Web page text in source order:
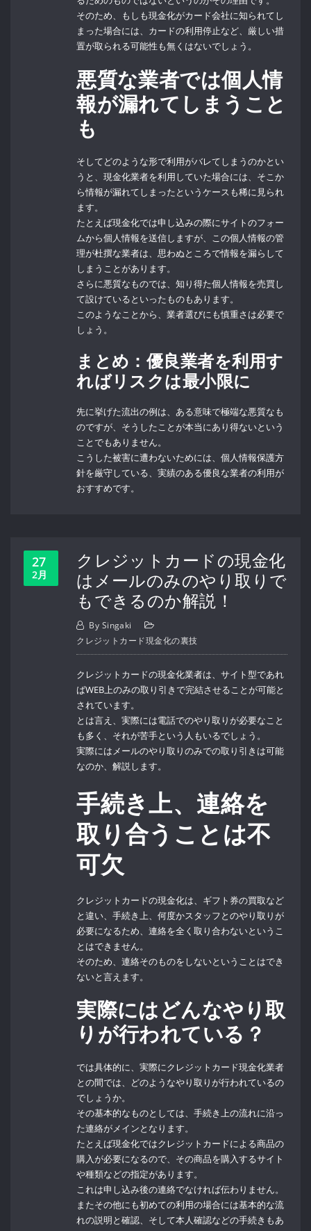
そのため、もしも現金化がカード会社に知られてし
まった場合には、カードの利用停止など、厳しい措
置が取られる可能性も無くはないでしょう。
悪質な業者では個人情
報が漏れてしまうこと
も
そしてどのような形で利用がバレてしまうのかとい
うと、現金化業者を利用していた場合には、そこか
ら情報が漏れてしまったというケースも稀に見られ
ます。
たとえば現金化では申し込みの際にサイトのフォー
ムから個人情報を送信しますが、この個人情報の管
理が杜撰な業者は、思わぬところで情報を漏らして
しまうことがあります。
さらに悪質なものでは、知り得た個人情報を売買し
て設けているといったものもあります。
このようなことから、業者選びにも慎重さは必要で
しょう。
まとめ：優良業者を利用す
ればリスクは最小限に
先に挙げた流出の例は、ある意味で極端な悪質なも
のですが、そうしたことが本当にあり得ないという
ことでもありません。
こうした被害に遭わないためには、個人情報保護方
針を厳守している、実績のある優良な業者の利用が
おすすめです。
27
2月
クレジットカードの現金化
はメールのみのやり取りで
もできるのか解説！
By Singaki
クレジットカード現金化の裏技
クレジットカードの現金化業者は、サイト型であれ
ばWEB上のみの取り引きで完結させることが可能と
されています。
とは言え、実際には電話でのやり取りが必要なこと
も多く、それが苦手という人もいるでしょう。
実際にはメールのやり取りのみでの取り引きは可能
なのか、解説します。
手続き上、連絡を
取り合うことは不
可欠
クレジットカードの現金化は、ギフト券の買取など
と違い、手続き上、何度かスタッフとのやり取りが
必要になるため、連絡を全く取り合わないというこ
とはできません。
そのため、連絡そのものをしないということはでき
ないと言えます。
実際にはどんなやり取
りが行われている？
では具体的に、実際にクレジットカード現金化業者
との間では、どのようなやり取りが行われているの
でしょうか。
その基本的なものとしては、手続き上の流れに沿っ
た連絡がメインとなります。
たとえば現金化ではクレジットカードによる商品の
購入が必要になるので、その商品を購入するサイト
や種類などの指定があります。
これは申し込み後の連絡でなければ伝わりません。
またその他にも初めての利用の場合には基本的な流
れの説明と確認、そして本人確認などの手続きもあ